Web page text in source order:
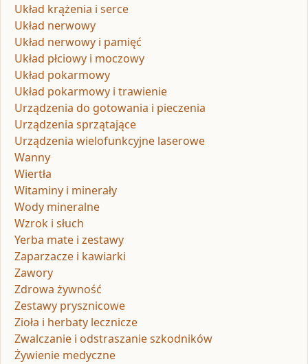
Układ krążenia i serce
Układ nerwowy
Układ nerwowy i pamięć
Układ płciowy i moczowy
Układ pokarmowy
Układ pokarmowy i trawienie
Urządzenia do gotowania i pieczenia
Urządzenia sprzątające
Urządzenia wielofunkcyjne laserowe
Wanny
Wiertła
Witaminy i minerały
Wody mineralne
Wzrok i słuch
Yerba mate i zestawy
Zaparzacze i kawiarki
Zawory
Zdrowa żywność
Zestawy prysznicowe
Zioła i herbaty lecznicze
Zwalczanie i odstraszanie szkodników
Żywienie medyczne